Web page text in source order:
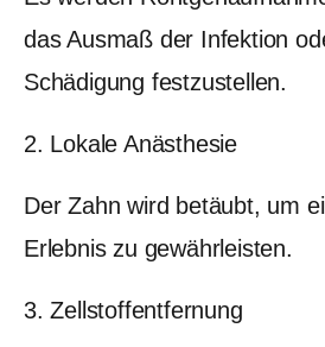
das Ausmaß der Infektion
Schädigung festzustellen.
2. Lokale Anästhesie
Der Zahn wird betäubt, um
Erlebnis zu gewährleisten.
3. Zellstoffentfernung